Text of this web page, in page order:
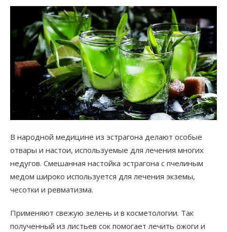
В народной медицине из эстрагона делают особые
отвары и настои, используемые для лечения многих
недугов. Смешанная настойка эстрагона с пчелиным
медом широко используется для лечения экземы,
чесотки и ревматизма.
Применяют свежую зелень и в косметологии. Так
полученный из листьев сок помогает лечить ожоги и